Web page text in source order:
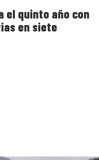
el quinto año con
en siete